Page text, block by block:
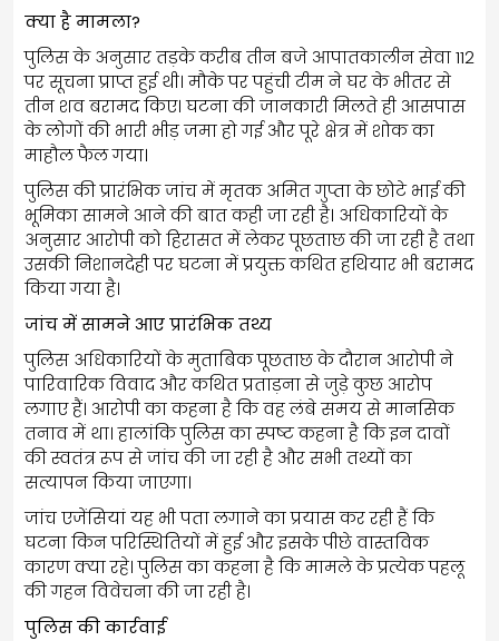
क्या है मामला?
पुलिस के अनुसार तड़के करीब तीन बजे आपातकालीन सेवा 112
पर सूचना प्राप्त हुई थी। मौके पर पहुंची टीम ने घर के भीतर से
तीन शव बरामद किए। घटना की जानकारी मिलते ही आसपास
के लोगों की भारी भीड़ जमा हो गई और पूरे क्षेत्र में शोक का
माहौल फैल गया।
पुलिस की प्रारंभिक जांच में मृतक अमित गुप्ता के छोटे भाई की
भूमिका सामने आने की बात कही जा रही है। अधिकारियों के
अनुसार आरोपी को हिरासत में लेकर पूछताछ की जा रही है तथा
उसकी निशानदेही पर घटना में प्रयुक्त कथित हथियार भी बरामद
किया गया है।
जांच में सामने आए प्रारंभिक तथ्य
पुलिस अधिकारियों के मुताबिक पूछताछ के दौरान आरोपी ने
पारिवारिक विवाद और कथित प्रताड़ना से जुड़े कुछ आरोप
लगाए हैं। आरोपी का कहना है कि वह लंबे समय से मानसिक
तनाव में था। हालांकि पुलिस का स्पष्ट कहना है कि इन दावों
की स्वतंत्र रूप से जांच की जा रही है और सभी तथ्यों का
सत्यापन किया जाएगा।
जांच एजेंसियां यह भी पता लगाने का प्रयास कर रही हैं कि
घटना किन परिस्थितियों में हुई और इसके पीछे वास्तविक
कारण क्या रहे। पुलिस का कहना है कि मामले के प्रत्येक पहलू
की गहन विवेचना की जा रही है।
पुलिस की कार्रवाई